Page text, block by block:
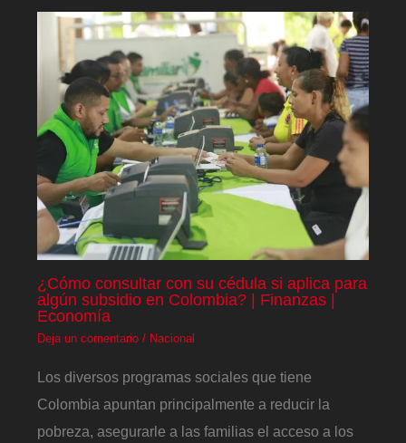
¿Cómo consultar con su cédula si aplica para
algún subsidio en Colombia? | Finanzas |
Economía
Deja un comentario / Nacional
Los diversos programas sociales que tiene
Colombia apuntan principalmente a reducir la
pobreza, asegurarle a las familias el acceso a los